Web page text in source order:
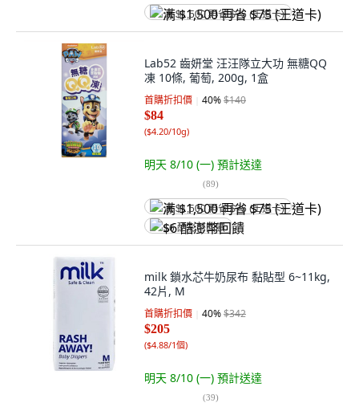
满 $1,500 再省 $75 (王道卡)
Lab52 齒妍堂 汪汪隊立大功 無糖QQ
凍 10條, 葡萄, 200g, 1盒
首購折扣價 40%$140
$84
($4.20/10g)
明天 8/10 (一) 預計送達
(89)
满 $1,500 再省 $75 (王道卡)
$6 酷澎幣回饋
milk 鎖水芯牛奶尿布 黏貼型 6~11kg,
42片, M
首購折扣價 40%$342
$205
($4.88/1個)
明天 8/10 (一) 預計送達
(39)